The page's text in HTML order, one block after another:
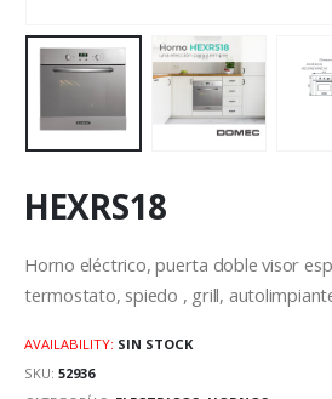
HEXRS18
Horno eléctrico, puerta doble visor
termostato, spiedo , grill,
AVAILABILITY: SIN STOCK
SKU: 52936